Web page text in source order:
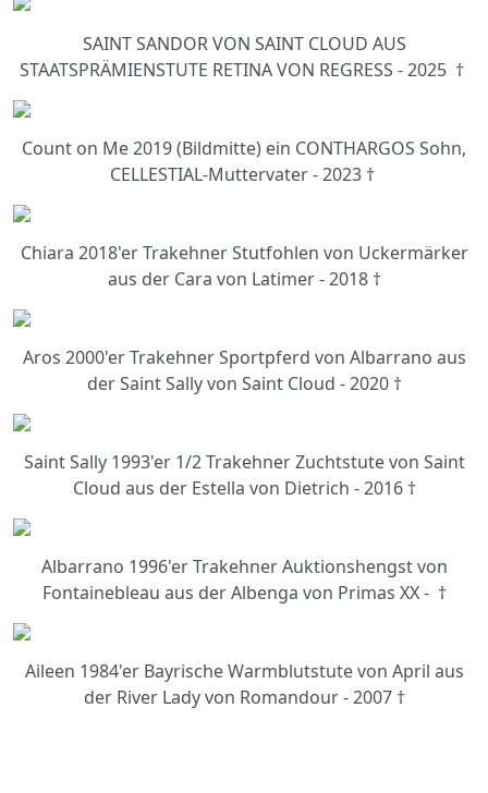
SAINT SANDOR VON SAINT CLOUD AUS
STAATSPRÄMIENSTUTE RETINA VON REGRESS - 2025 †
Count on Me 2019 (Bildmitte) ein CONTHARGOS Sohn,
CELLESTIAL-Muttervater - 2023 †
Chiara 2018'er Trakehner Stutfohlen von Uckermärker
aus der Cara von Latimer - 2018 †
Aros 2000'er Trakehner Sportpferd von Albarrano aus
der Saint Sally von Saint Cloud - 2020 †
Saint Sally 1993'er 1/2 Trakehner Zuchtstute von Saint
Cloud aus der Estella von Dietrich - 2016 †
Albarrano 1996'er Trakehner Auktionshengst von
Fontainebleau aus der Albenga von Primas XX - †
Aileen 1984'er Bayrische Warmblutstute von April aus
der River Lady von Romandour - 2007 †